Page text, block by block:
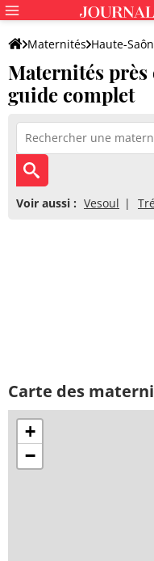
Maternités Haute-
Maternités près
guide complet
Voir aussi : Vesoul
Carte des
+
−